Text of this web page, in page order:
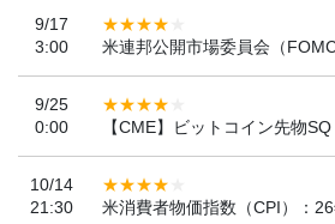
9/17
3:00
米連邦公開市場委員会（
9/25
0:00
【CME】ビットコイン先物SQ
10/14
21:30
米消費者物価指数（CPI）：